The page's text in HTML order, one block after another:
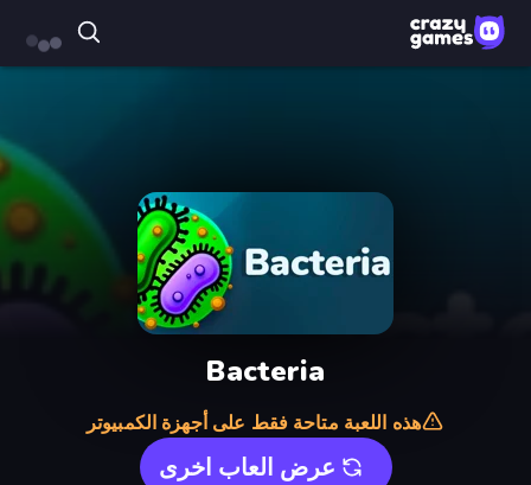
Bacteria
هذه اللعبة متاحة فقط على أجهزة الكمبيوتر
عرض العاب اخرى